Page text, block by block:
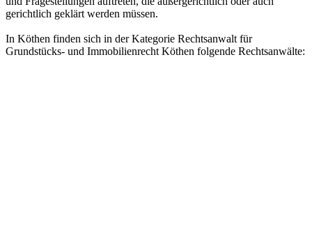
gerichtlich geklärt werden müssen.
In Köthen finden sich in der Kategorie Rechtsanwalt für
Grundstücks- und Immobilienrecht Köthen folgende Rechtsanwälte: